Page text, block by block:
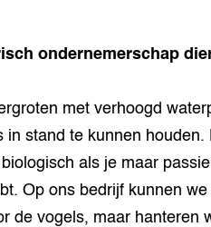
ondernemerschap
met verhoogd
in stand te kunnen houden.
als je maar
Op ons bedrijf kunnen
de vogels, maar hanteren